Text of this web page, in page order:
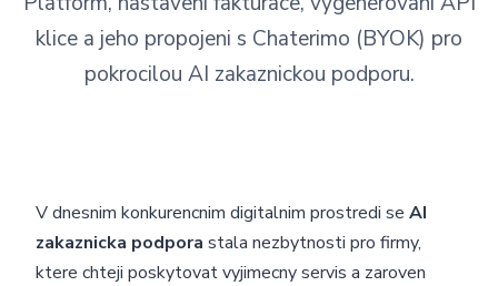
klice a jeho propojeni s Chaterimo (BYOK) pro
pokrocilou AI zakaznickou podporu.
V dnesnim konkurencnim digitalnim prostredi se AI
zakaznicka podpora stala nezbytnosti pro firmy,
ktere chteji poskytovat vyjimecny servis a zaroven